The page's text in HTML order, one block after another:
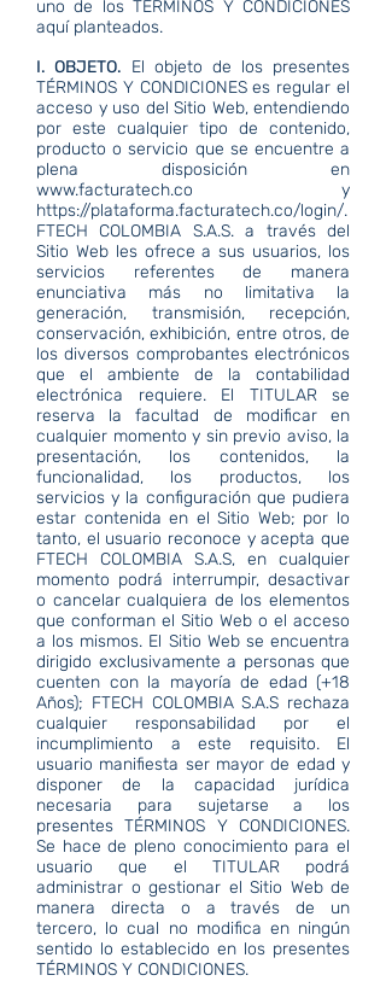
uno de los TÉRMINOS Y CONDICIONES
aquí planteados.
I. OBJETO. El objeto de los presentes
TÉRMINOS Y CONDICIONES es regular el
acceso y uso del Sitio Web, entendiendo
por este cualquier tipo de contenido,
producto o servicio que se encuentre a
plena disposición en
www.facturatech.co y
https://plataforma.facturatech.co/login/.
FTECH COLOMBIA S.A.S. a través del
Sitio Web les ofrece a sus usuarios, los
servicios referentes de manera
enunciativa más no limitativa la
generación, transmisión, recepción,
conservación, exhibición, entre otros, de
los diversos comprobantes electrónicos
que el ambiente de la contabilidad
electrónica requiere. El TITULAR se
reserva la facultad de modificar en
cualquier momento y sin previo aviso, la
presentación, los contenidos, la
funcionalidad, los productos, los
servicios y la configuración que pudiera
estar contenida en el Sitio Web; por lo
tanto, el usuario reconoce y acepta que
FTECH COLOMBIA S.A.S, en cualquier
momento podrá interrumpir, desactivar
o cancelar cualquiera de los elementos
que conforman el Sitio Web o el acceso
a los mismos. El Sitio Web se encuentra
dirigido exclusivamente a personas que
cuenten con la mayoría de edad (+18
Años); FTECH COLOMBIA S.A.S rechaza
cualquier responsabilidad por el
incumplimiento a este requisito. El
usuario manifiesta ser mayor de edad y
disponer de la capacidad jurídica
necesaria para sujetarse a los
presentes TÉRMINOS Y CONDICIONES.
Se hace de pleno conocimiento para el
usuario que el TITULAR podrá
administrar o gestionar el Sitio Web de
manera directa o a través de un
tercero, lo cual no modifica en ningún
sentido lo establecido en los presentes
TÉRMINOS Y CONDICIONES.